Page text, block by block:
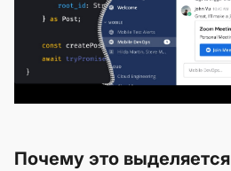
Почему это выделяется